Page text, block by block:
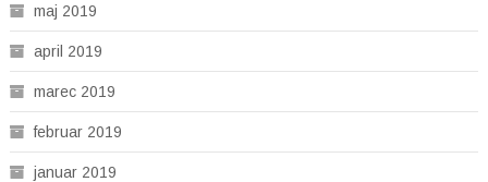
maj 2019
april 2019
marec 2019
februar 2019
januar 2019